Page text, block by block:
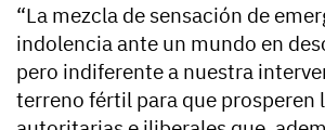
“La mezcla de sensación de
indolencia ante un mundo en
pero indiferente a nuestra
terreno fértil para que prosperen